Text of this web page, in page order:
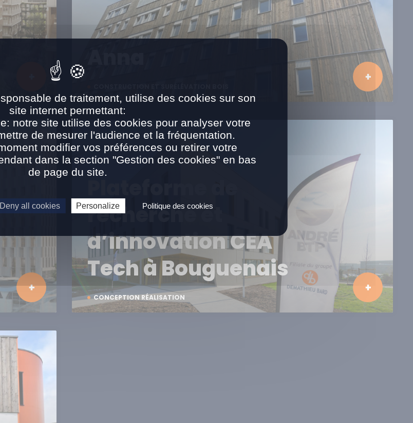
CONCEPTION RÉALISATION
recherche et
d’innovation CEA
Tech à Bouguenais
de traitement, utilise des cookies sur son
site internet permettant:
notre site utilise des cookies pour analyser votre
de mesurer l'audience et la fréquentation.
modifier vos préférences ou retirer votre
dans la section "Gestion des cookies" en bas
de page du site.
Deny all cookies Personalize Politique des cookies